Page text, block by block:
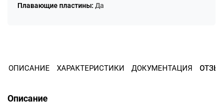
Плавающие пластины: Да
ОПИСАНИЕ ХАРАКТЕРИСТИКИ ДОКУМЕНТАЦИЯ
Описание